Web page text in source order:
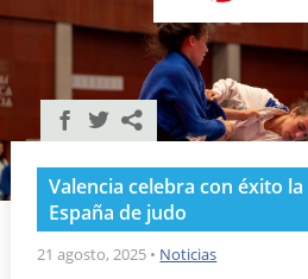
Instalaciones
Comunicación
Valencia en deporte
Portal de Transparencia
Reservas
Valencia celebra con éxito
España de judo
21 agosto, 2025 • Noticias